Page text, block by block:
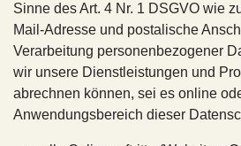
Sinne des Art. 4 Nr. 1 DSGVO wie
Mail-Adresse und postalische
Verarbeitung personenbezogener
wir unsere Dienstleistungen und
abrechnen können, sei es online
Anwendungsbereich dieser